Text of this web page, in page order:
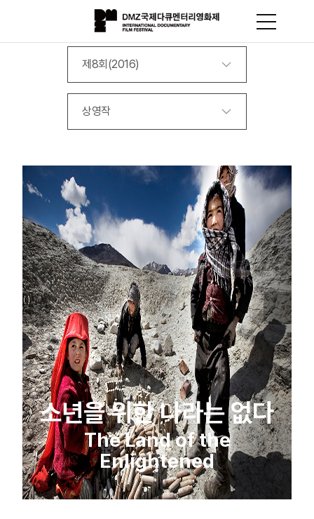
제8회(2016)
상영작
소년을 위한 나라는 없다
The Land of the
Enlightened